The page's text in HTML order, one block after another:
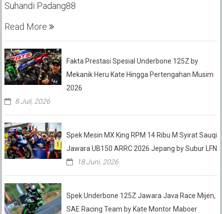
Suhandi Padang88
Read More
Fakta Prestasi Spesial Underbone 125Z by
Mekanik Heru Kate Hingga Pertengahan Musim
2026
8 Juli, 2026
Spek Mesin MX King RPM 14 Ribu M Syirat Sauqi
Jawara UB150 ARRC 2026 Jepang by Subur LFN
18 Juni, 2026
Spek Underbone 125Z Jawara Java Race Mijen,
SAE Racing Team by Kate Montor Maboer